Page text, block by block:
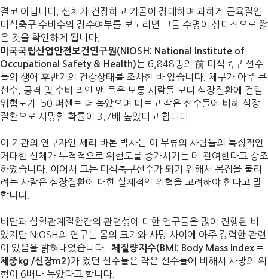
결코 아닙니다. 신체가 건장하고 기골이 장대하며 과하게 근육질인
미식축구 수비수의 장수여부를 보노라면 그들 수명이 상대적으로 짧
은 것을 확인하게 됩니다.
미국국립산업안전보건연구원(NIOSH; National Institute of
Occupational Safety & Health)는 6,848명의 前 미식축구 선수
들의 생애 후반기의 건강상태를 조사한 바 있습니다. 체구가 아주 큰
선수, 공격 및 수비 라인 맨 들은 보통 사람들 보다 심장질환에 걸릴
위험도가 50 퍼센트 더 높았으며 마르고 작은 선수들에 비해 심장
질환으로 사망할 확률이 3.7배 높았다고 합니다.
이 기관의 연구자인 세리 바톤 박사는 이 부류의 사람들의 특징적인
거대한 신체가 누적적으로 위험도를 증가시키는 데 관여한다고 강조
하였습니다. 이어서 그는 미식축구선수가 되기 위해서 몸집을 불리
려는 사람은 심장질환에 대한 실제적인 위협을 고려해야 한다고 말
합니다.
비만과 심혈관계질환간의 관련성에 대한 연구들은 많이 진행된 바
있지만 NIOSH의 연구는 몸의 크기와 사망 사이에 아주 강력한 관련
이 있음을 밝혀내었습니다. 체질량지수(BMI; Body Mass Index =
체중kg /신장m2)가 컸던 선수들은 작은 선수들에 비해서 사망의 위
험이 6배나 높았다고 합니다.